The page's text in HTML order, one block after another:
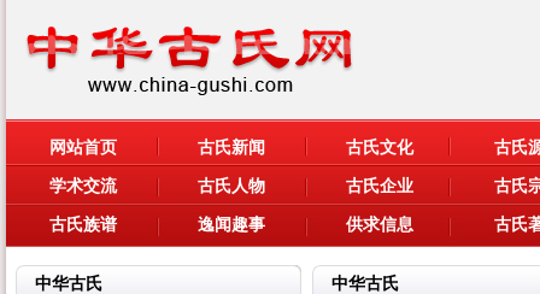
网站首页 古氏新闻 古氏文化
古氏
学术交流
古氏人物 古氏企业
古氏
古氏族谱
逸闻趣事 供求信息 古氏
中华古氏 中华古氏